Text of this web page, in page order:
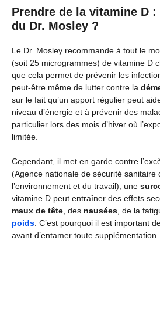
Prendre de la vitamine D
du Dr. Mosley ?
Le Dr. Mosley recommande à tout le
(soit 25 microgrammes) de vitamine D
que cela permet de prévenir les
peut-être même de lutter contre la
sur le fait qu’un apport régulier peut
niveau d’énergie et à prévenir des
particulier lors des mois d’hiver où
limitée.
Cependant, il met en garde contre
(Agence nationale de sécurité sanitaire
l’environnement et du travail), une
vitamine D peut entraîner des effets
maux de tête, des nausées, de la
poids. C’est pourquoi il est important
avant d’entamer toute supplémentation.